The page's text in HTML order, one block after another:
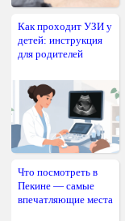
Как проходит УЗИ у
детей: инструкция
для родителей
Что посмотреть в
Пекине — самые
впечатляющие места